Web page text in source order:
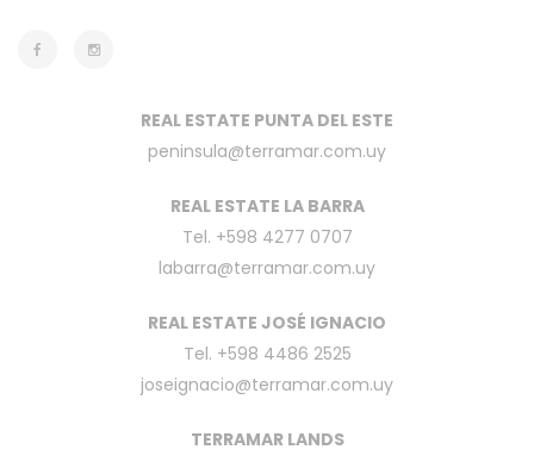
REAL ESTATE PUNTA DEL ESTE
peninsula@terramar.com.uy
REAL ESTATE LA BARRA
Tel. +598 4277 0707
labarra@terramar.com.uy
REAL ESTATE JOSÉ IGNACIO
Tel. +598 4486 2525
joseignacio@terramar.com.uy
TERRAMAR LANDS